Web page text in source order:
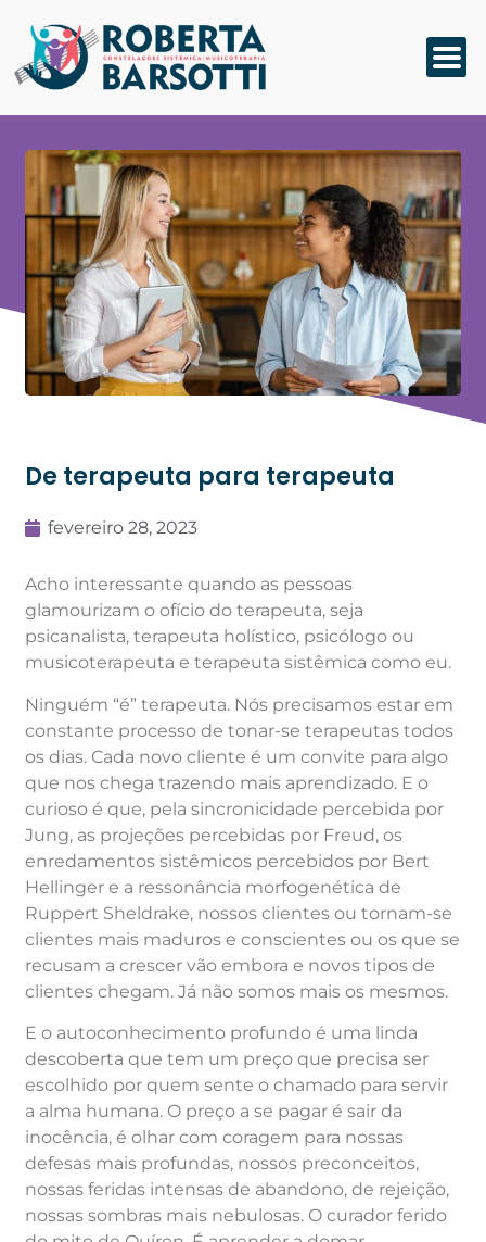
De terapeuta para terapeuta
fevereiro 28, 2023
Acho interessante quando as pessoas
glamourizam o ofício do terapeuta, seja
psicanalista, terapeuta holístico, psicólogo ou
musicoterapeuta e terapeuta sistêmica como eu.
Ninguém “é” terapeuta. Nós precisamos estar em
constante processo de tonar-se terapeutas todos
os dias. Cada novo cliente é um convite para algo
que nos chega trazendo mais aprendizado. E o
curioso é que, pela sincronicidade percebida por
Jung, as projeções percebidas por Freud, os
enredamentos sistêmicos percebidos por Bert
Hellinger e a ressonância morfogenética de
Ruppert Sheldrake, nossos clientes ou tornam-se
clientes mais maduros e conscientes ou os que se
recusam a crescer vão embora e novos tipos de
clientes chegam. Já não somos mais os mesmos.
E o autoconhecimento profundo é uma linda
descoberta que tem um preço que precisa ser
escolhido por quem sente o chamado para servir
a alma humana. O preço a se pagar é sair da
inocência, é olhar com coragem para nossas
defesas mais profundas, nossos preconceitos,
nossas feridas intensas de abandono, de rejeição,
nossas sombras mais nebulosas. O curador ferido